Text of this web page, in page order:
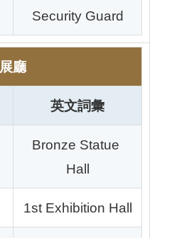
Security Guard
展廳
英文詞彙
Bronze Statue
Hall
1st Exhibition Hall